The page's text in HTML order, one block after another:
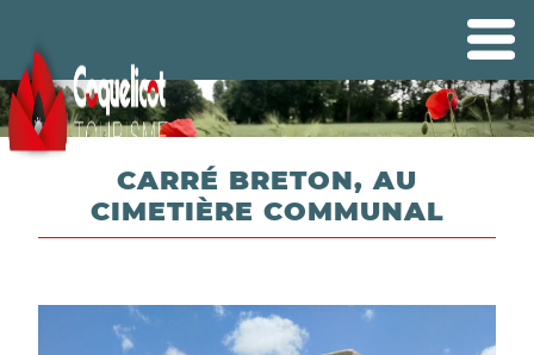
CARRÉ BRETON, AU
CIMETIÈRE COMMUNAL